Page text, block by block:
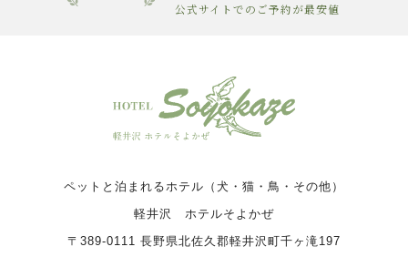
公式サイトでのご予約が最安値
ペットと泊まれるホテル（犬・猫・鳥・その他）
軽井沢 ホテルそよかぜ
〒389-0111 長野県北佐久郡軽井沢町千ヶ滝197